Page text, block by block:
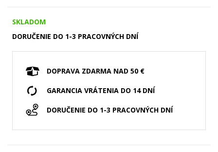
SKLADOM
DORUČENIE DO 1-3 PRACOVNÝCH DNÍ
DOPRAVA ZDARMA NAD 50 €
GARANCIA VRÁTENIA DO 14 DNÍ
DORUČENIE DO 1-3 PRACOVNÝCH DNÍ